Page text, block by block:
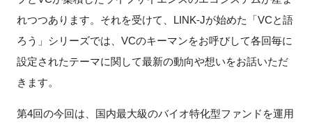
れつつあります。それを受けて、LINK-Jが始めた「VCと語
ろう」シリーズでは、VCのキーマンをお呼びして各回毎に
設定されたテーマに関して最新の動向や想いをお話いただ
きます。
第4回の今回は、国内最大級のバイオ特化型ファンドを運用